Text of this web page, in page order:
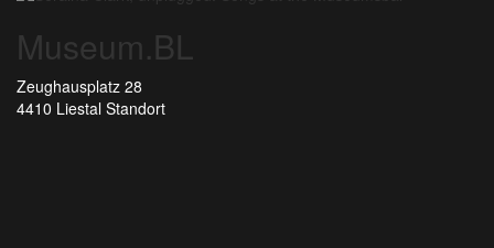
Museum.BL
Zeughausplatz 28
4410 Liestal Standort